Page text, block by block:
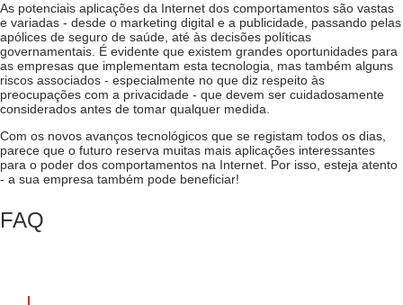
As potenciais aplicações da Internet dos comportamentos são vastas
e variadas - desde o marketing digital e a publicidade, passando pelas
apólices de seguro de saúde, até às decisões políticas
governamentais. É evidente que existem grandes oportunidades para
as empresas que implementam esta tecnologia, mas também alguns
riscos associados - especialmente no que diz respeito às
preocupações com a privacidade - que devem ser cuidadosamente
considerados antes de tomar qualquer medida.
Com os novos avanços tecnológicos que se registam todos os dias,
parece que o futuro reserva muitas mais aplicações interessantes
para o poder dos comportamentos na Internet. Por isso, esteja atento
- a sua empresa também pode beneficiar!
FAQ